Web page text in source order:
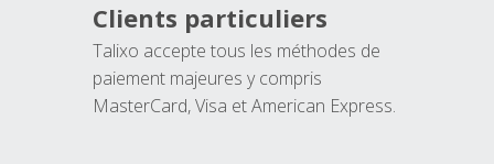
Clients particuliers
Talixo accepte tous les méthodes de
paiement majeures y compris
MasterCard, Visa et American Express.